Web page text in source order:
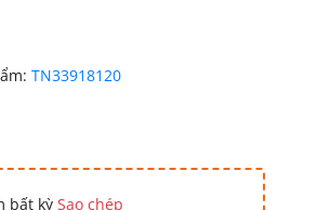
TN33918120
bất kỳ Sao chép